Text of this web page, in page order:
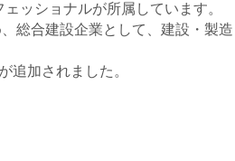
ッショナルが所属しています。
総合建設企業として、建設・製
追加されました。